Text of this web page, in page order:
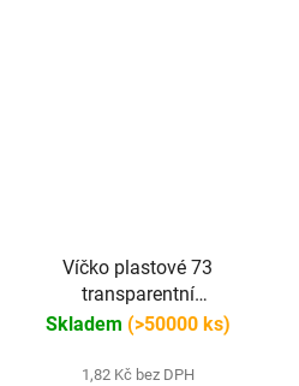
Víčko plastové 73
transparentní
(průhledné)
Skladem (>50000 ks)
1,82 Kč bez DPH